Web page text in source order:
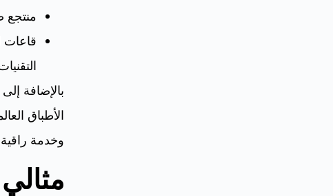
منتجع
قاعات
بالإضافة
الأطباق
وخدمة